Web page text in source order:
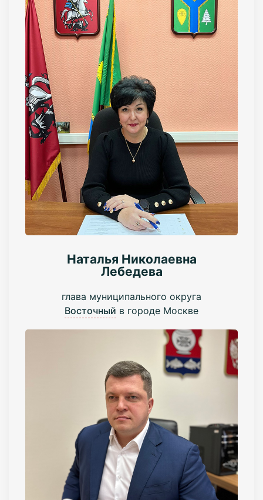
Наталья Николаевна
Лебедева
глава муниципального округа
Восточный в городе Москве